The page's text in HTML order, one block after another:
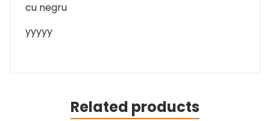
cu negru
yyyyy
Related products